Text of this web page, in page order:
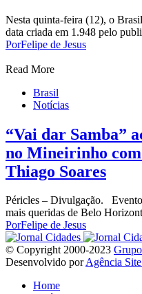
Nesta quinta-feira (12), o
data criada em 1.948 pelo
PorFelipe de Jesus
Read More
Brasil
Notícias
“Vai dar Samba”
no Mineirinho
Thiago Soares
Péricles – Divulgação. Evento
mais queridas de Belo
PorFelipe de Jesus
© Copyright 2000-2023
Desenvolvido porAgência
Home